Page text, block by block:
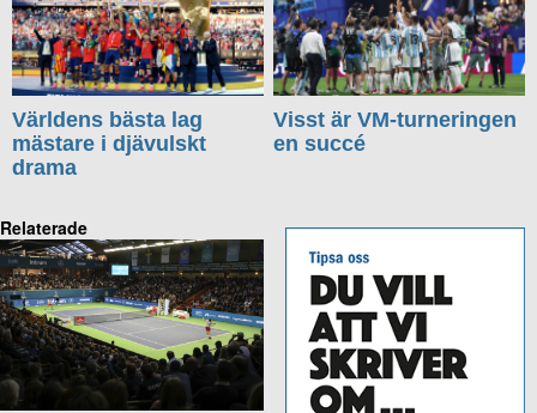
Världens bästa lag
mästare i djävulskt
drama
Visst är VM-turneringen
en succé
Relaterade